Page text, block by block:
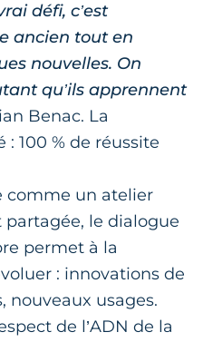
défi, c’est
ancien tout en
nouvelles. On
qu’ils apprennent
Benac. La
100 % de réussite
comme un atelier
partagée, le dialogue
permet à la
: innovations de
nouveaux usages.
de l’ADN de la